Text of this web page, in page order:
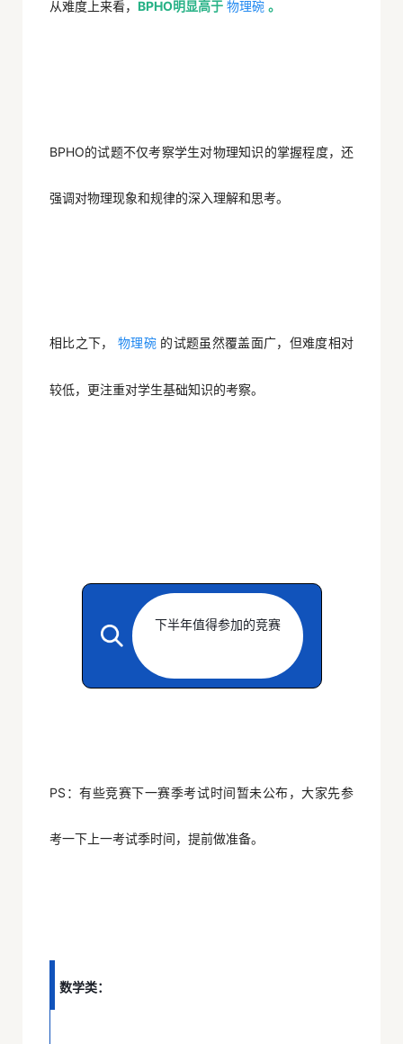
从难度上来看， BPHO明显高于 物理碗 。
BPHO的试题不仅考察学生对物理知识的掌握程度，还
强调对物理现象和规律的深入理解和思考。
相比之下， 物理碗 的试题虽然覆盖面广，但难度相对
较低，更注重对学生基础知识的考察。
下半年值得参加的竞赛
PS：有些竞赛下一赛季考试时间暂未公布，大家先参
考一下上一考试季时间，提前做准备。
数学类：